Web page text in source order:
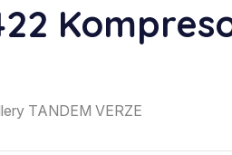
TANDEM VERZE